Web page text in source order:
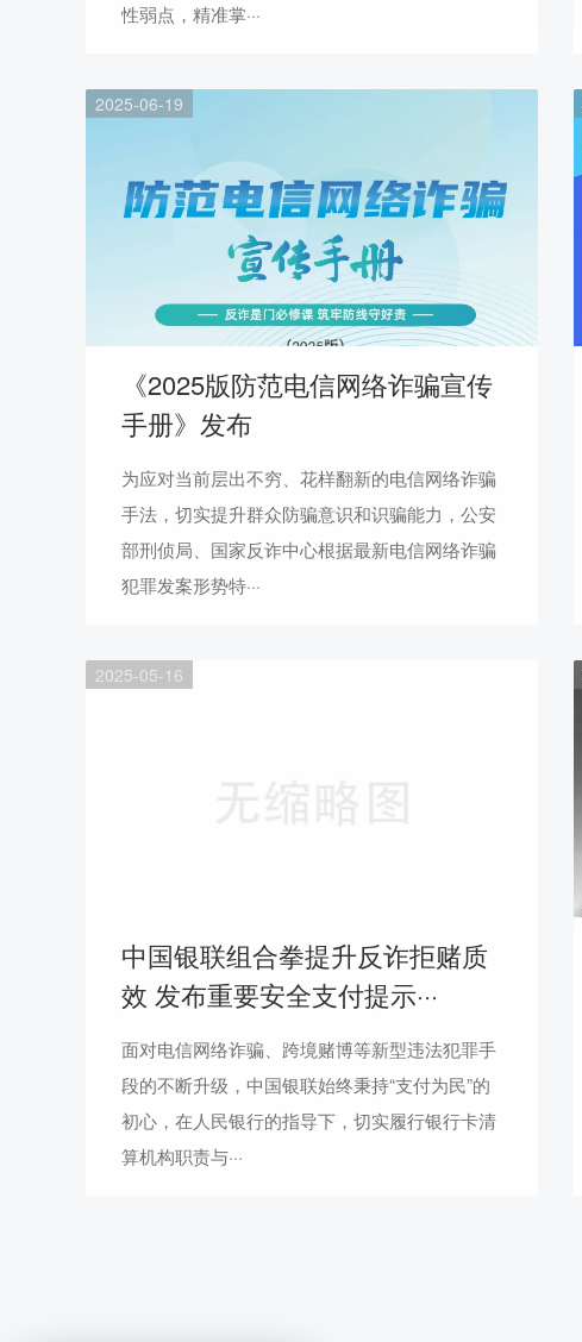
性弱点，精准掌···
2025-06-19
《2025版防范电信网络诈骗宣传
手册》发布
为应对当前层出不穷、花样翻新的电信网络诈骗
手法，切实提升群众防骗意识和识骗能力，公安
部刑侦局、国家反诈中心根据最新电信网络诈骗
犯罪发案形势特···
2025-05-16
中国银联组合拳提升反诈拒赌质
效 发布重要安全支付提示···
面对电信网络诈骗、跨境赌博等新型违法犯罪手
段的不断升级，中国银联始终秉持“支付为民”的
初心，在人民银行的指导下，切实履行银行卡清
算机构职责与···